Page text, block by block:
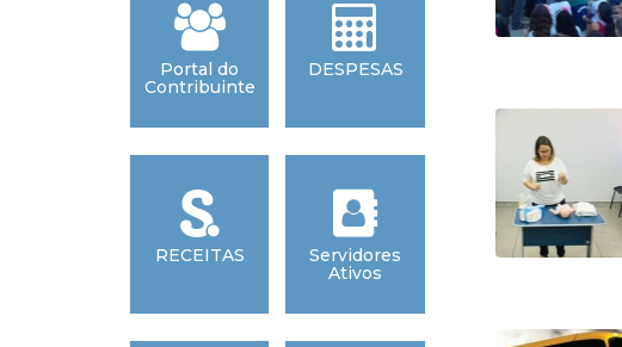
Portal do
Contribuinte
DESPESAS
RECEITAS
Servidores
Ativos
ORDEM